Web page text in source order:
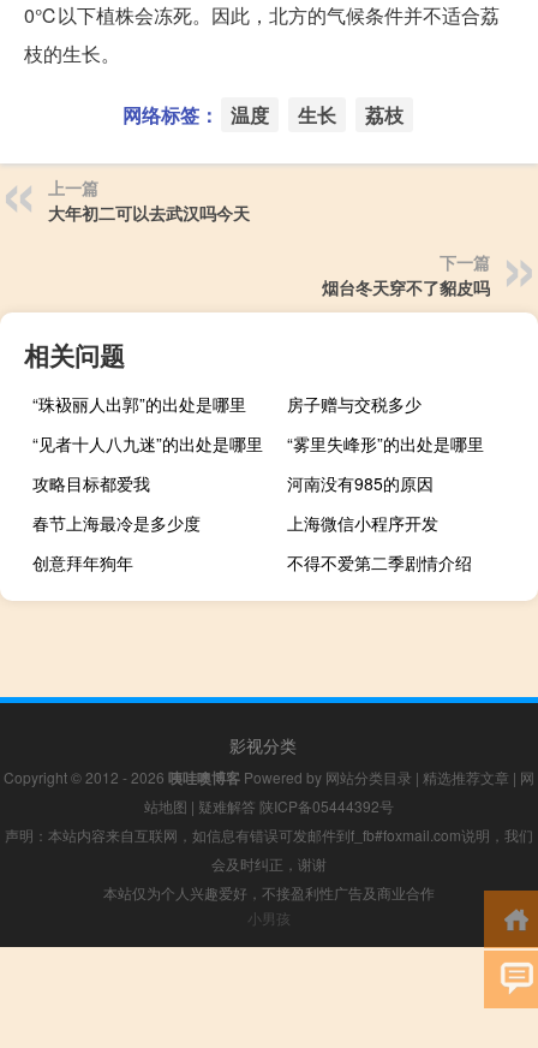
0℃以下植株会冻死。因此，北方的气候条件并不适合荔
枝的生长。
网络标签： 温度 生长 荔枝
上一篇
大年初二可以去武汉吗今天
下一篇
烟台冬天穿不了貂皮吗
相关问题
“珠衱丽人出郭”的出处是哪里
房子赠与交税多少
“见者十人八九迷”的出处是哪里
“雾里失峰形”的出处是哪里
攻略目标都爱我
河南没有985的原因
春节上海最冷是多少度
上海微信小程序开发
创意拜年狗年
不得不爱第二季剧情介绍
影视分类
Copyright © 2012 - 2026 咦哇噢博客 Powered by 网站分类目录 | 精选推荐文章 | 网
站地图 | 疑难解答 陕ICP备05444392号
声明：本站内容来自互联网，如信息有错误可发邮件到f_fb#foxmail.com说明，我们
会及时纠正，谢谢
本站仅为个人兴趣爱好，不接盈利性广告及商业合作
小男孩